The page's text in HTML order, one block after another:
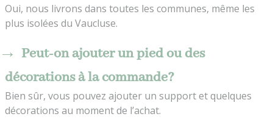
Oui, nous livrons dans toutes les communes, même les
plus isolées du Vaucluse.
Peut-on ajouter un pied ou des
décorations à la commande?
Bien sûr, vous pouvez ajouter un support et quelques
décorations au moment de l’achat.